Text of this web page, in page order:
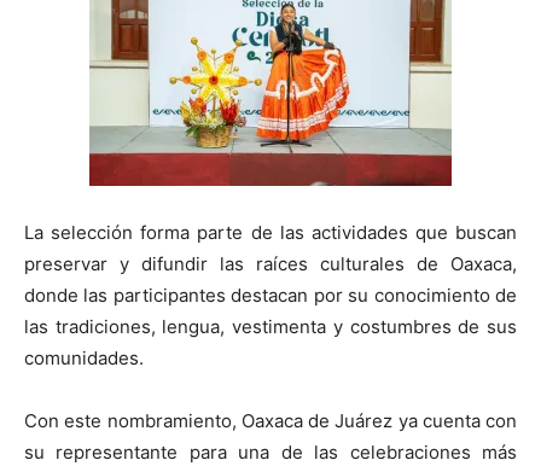
La selección forma parte de las actividades que buscan
preservar y difundir las raíces culturales de Oaxaca,
donde las participantes destacan por su conocimiento de
las tradiciones, lengua, vestimenta y costumbres de sus
comunidades.
Con este nombramiento, Oaxaca de Juárez ya cuenta con
su representante para una de las celebraciones más